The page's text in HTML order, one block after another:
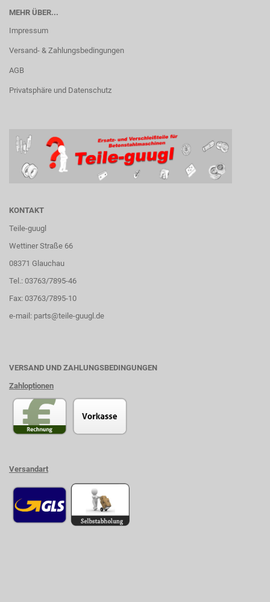
MEHR ÜBER...
Impressum
Versand- & Zahlungsbedingungen
AGB
Privatsphäre und Datenschutz
KONTAKT
Teile-guugl
Wettiner Straße 66
08371 Glauchau
Tel.: 03763/7895-46
Fax: 03763/7895-10
e-mail: parts@teile-guugl.de
VERSAND UND ZAHLUNGSBEDINGUNGEN
Zahloptionen
Versandart